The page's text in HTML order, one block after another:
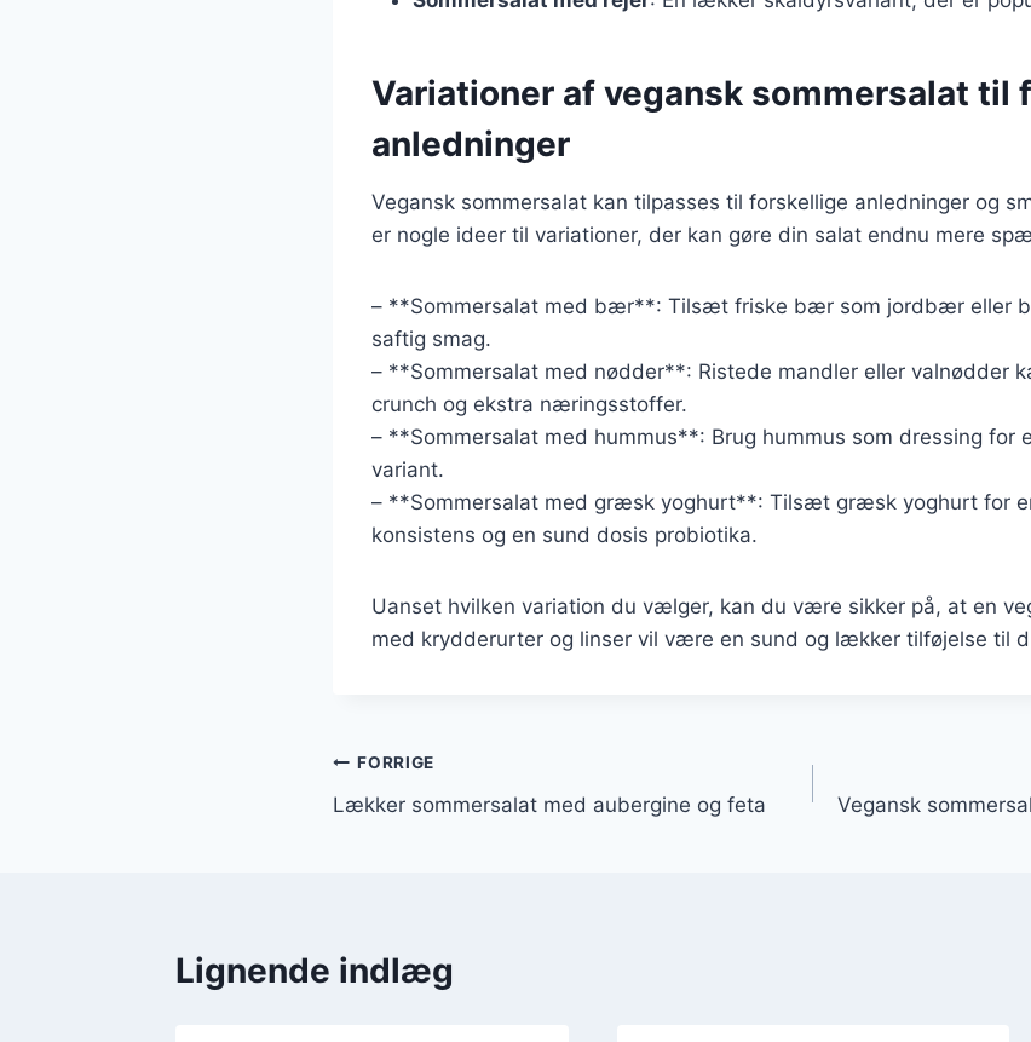
Variationer af vegansk sommersalat til
anledninger
Vegansk sommersalat kan tilpasses til forskellige anledninger og
er nogle ideer til variationer, der kan gøre din salat endnu mere
– **Sommersalat med bær**: Tilsæt friske bær som jordbær eller
saftig smag.
– **Sommersalat med nødder**: Ristede mandler eller valnødder
crunch og ekstra næringsstoffer.
– **Sommersalat med hummus**: Brug hummus som dressing for
variant.
– **Sommersalat med græsk yoghurt**: Tilsæt græsk yoghurt for
konsistens og en sund dosis probiotika.
Uanset hvilken variation du vælger, kan du være sikker på, at en
med krydderurter og linser vil være en sund og lækker tilføjelse til
Indlægsnavigation
FORRIGE
Lækker sommersalat med aubergine og feta Vegansk
Lignende indlæg